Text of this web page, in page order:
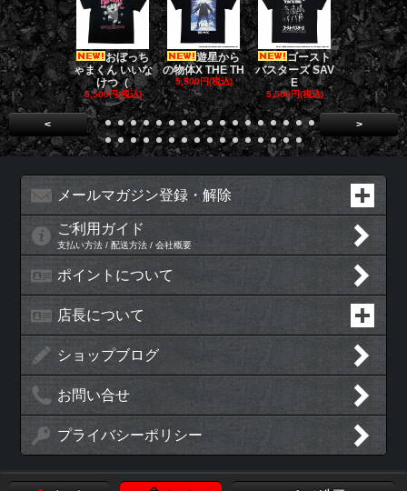
おぼっち
ゃまくん いいな
けつ（
5,500円(税込)
遊星から
の物体X THE TH
5,500円(税込)
ゴースト
バスターズ SAV
E
5,500円(税込)
ゴー
バスターズ
ージャ
5,500円(税
< >
メールマガジン登録・解除
ご利用ガイド
支払い方法 / 配送方法 / 会社概要
ポイントについて
店長について
ショップブログ
お問い合せ
プライバシーポリシー